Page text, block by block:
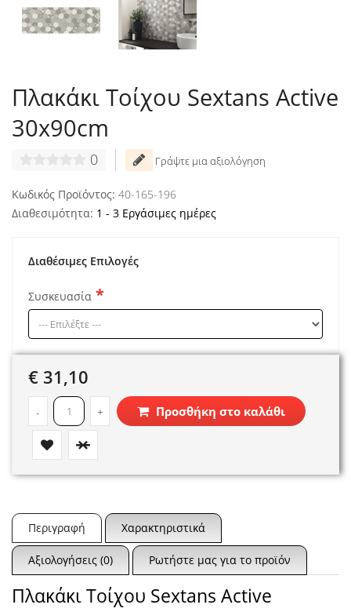
Πλακάκι Τοίχου Sextans Active
30x90cm
0 Γράψτε μια αξιολόγηση
Κωδικός Προϊόντος: 40-165-196
Διαθεσιμότητα: 1 - 3 Εργάσιμες ημέρες
Διαθέσιμες Επιλογές
Συσκευασία
€ 31,10
- + Προσθήκη στο καλάθι
Περιγραφή Χαρακτηριστικά
Αξιολογήσεις (0) Ρωτήστε μας για το προϊόν
Πλακάκι Τοίχου Sextans Active